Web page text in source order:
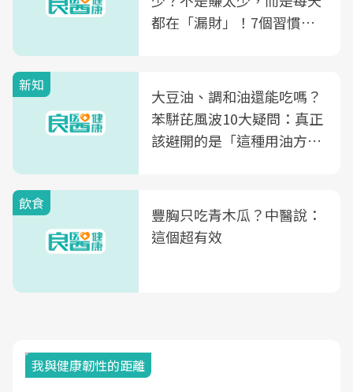
都在「漏財」！7個習慣一
新知
大豆油、調和油還能吃嗎？
苯駢芘風波10大疑問：真正
該避開的是「這種用油方
飲食
豐胸只吃青木瓜？中醫說：
這個超有效
我與健康韌性的距離